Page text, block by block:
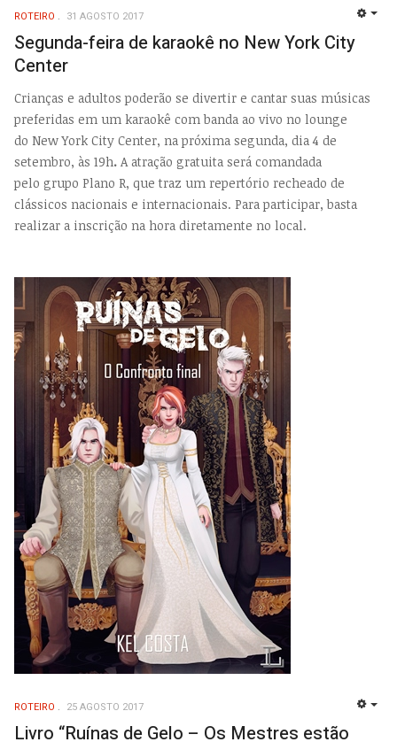
ROTEIRO 31 AGOSTO 2017
Segunda-feira de karaokê no New York City
Center
Crianças e adultos poderão se divertir e cantar suas músicas
preferidas em um karaokê com banda ao vivo no lounge
do New York City Center, na próxima segunda, dia 4 de
setembro, às 19h. A atração gratuita será comandada
pelo grupo Plano R, que traz um repertório recheado de
clássicos nacionais e internacionais. Para participar, basta
realizar a inscrição na hora diretamente no local.
ROTEIRO 25 AGOSTO 2017
Livro “Ruínas de Gelo – Os Mestres estão